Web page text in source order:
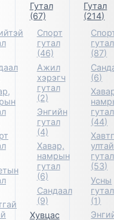
Гутал
(67)
Спорт
гутал
(46)
Ажил
хэрэгч
гутал
(2)
Энгийн
гутал
(4)
Хавар,
намрын
гутал
(6)
Сандаал
(9)
Хувцас
Гутал
(214)
гутал
(87)
(6)
гутал
(44)
ултай
гутал
(53)
Усны
гутал
(1)
クロッグ サンダル